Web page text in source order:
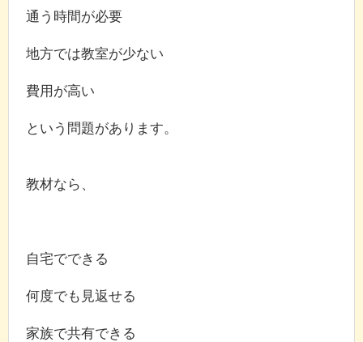
通う時間が必要
地方では教室が少ない
費用が高い
という問題があります。
教材なら、
自宅でできる
何度でも見返せる
家族で共有できる